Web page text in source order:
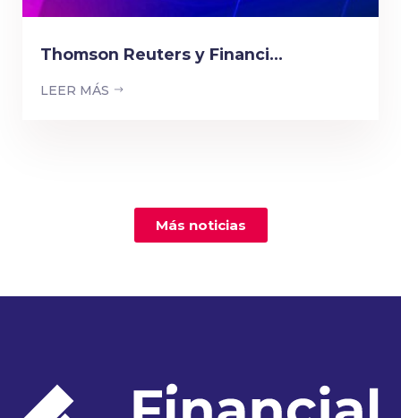
Thomson Reuters y Financi...
LEER MÁS
Más noticias